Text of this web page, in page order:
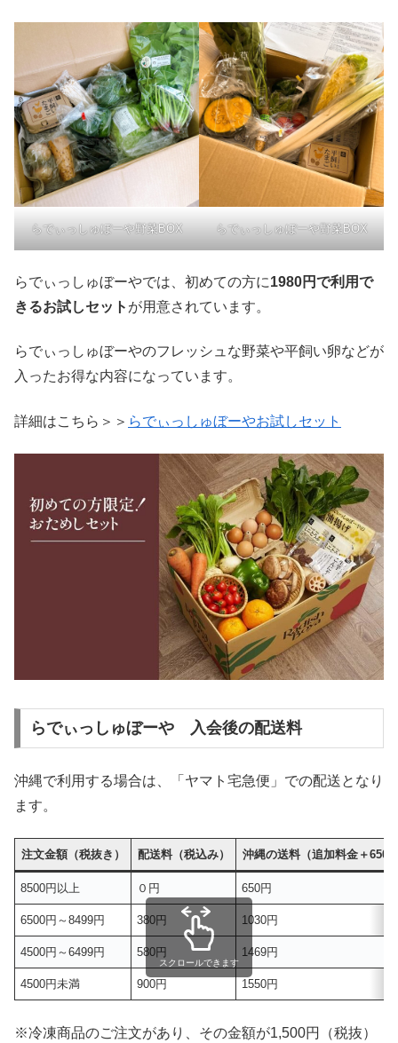
らでぃっしゅぼーや野菜BOX らでぃっしゅぼーや野菜BOX
らでぃっしゅぼーやでは、初めての方に1980円で利用で
きるお試しセット が用意されています。
らでぃっしゅぼーやのフレッシュな野菜や平飼い卵などが
入ったお得な内容になっています。
詳細はこちら＞＞ らでぃっしゅぼーやお試しセット
らでぃっしゅぼーや 入会後の配送料
沖縄で利用する場合は、「ヤマト宅急便」での配送となり
ます。
注文金額（税抜き） 配送料（税込み） 沖縄の送料（追加料金＋650
8500円以上 ０円 650円
6500円～8499円 380円 1030円
4500円～6499円 580円 1469円
4500円未満 900円 1550円
スクロールできます
※冷凍商品のご注文があり、その金額が1,500円（税抜）